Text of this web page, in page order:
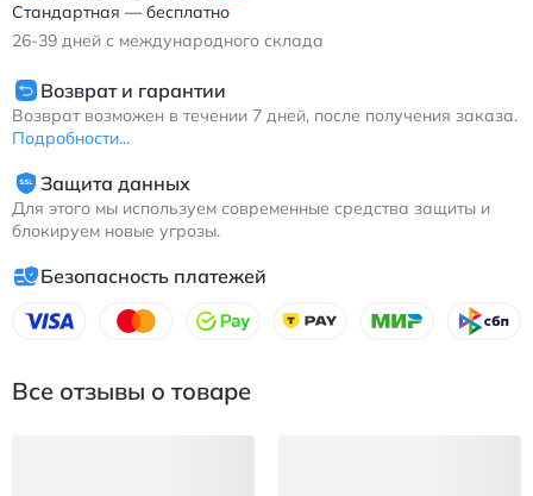
Стандартная — бесплатно
26-39 дней с международного склада
Возврат и гарантии
Возврат возможен в течении 7 дней, после получения заказа.
Подробности...
Защита данных
Для этого мы используем современные средства защиты и
блокируем новые угрозы.
Безопасность платежей
Все отзывы о товаре